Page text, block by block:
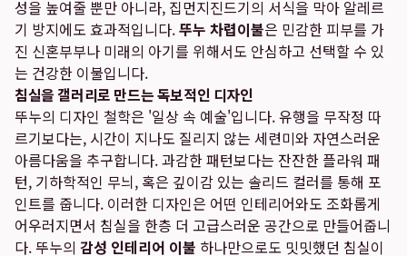
성을 높여줄 뿐만 아니라, 집먼지진드기의 서식을 막아 알레르
기 방지에도 효과적입니다.뚜누 차렵이불은 민감한 피부를 가
진 신혼부부나 미래의 아기를 위해서도 안심하고 선택할 수 있
는 건강한 이불입니다.
침실을 갤러리로 만드는 독보적인 디자인
뚜누의 디자인 철학은 '일상 속 예술'입니다. 유행을 무작정 따
르기보다는, 시간이 지나도 질리지 않는 세련미와 자연스러운
아름다움을 추구합니다. 과감한 패턴보다는 잔잔한 플라워 패
턴, 기하학적인 무늬, 혹은 깊이감 있는 솔리드 컬러를 통해 포
인트를 줍니다. 이러한 디자인은 어떤 인테리어와도 조화롭게
어우러지면서 침실을 한층 더 고급스러운 공간으로 만들어줍니
다. 뚜누의 감성 인테리어 이불 하나만으로도 밋밋했던 침실이